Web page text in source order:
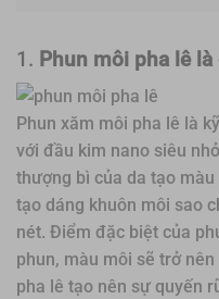
1. Phun môi pha lê là
Phun xăm môi pha lê là
với đầu kim nano siêu
thượng bì của da tạo
tạo dáng khuôn môi sao
nét. Điểm đặc biệt của
phun, màu môi sẽ trở
pha lê tạo nên sự quyến